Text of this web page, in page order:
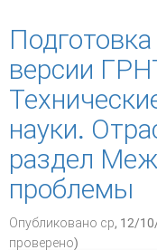
науке и
версии
науки.
раздел
проблемы
Опубликовано ср, 12/
проверено)